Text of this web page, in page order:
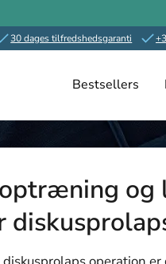
30 dages tilfredshedsgaranti
Bestsellers
og